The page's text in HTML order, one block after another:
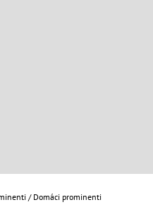
Domáci prominenti